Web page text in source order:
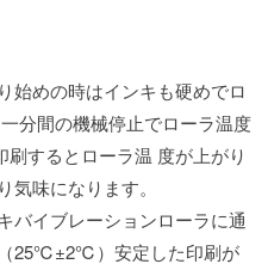
始めの時はインキも硬めでロ
分間の機械停止でローラ温度
するとローラ温 度が上がり
味になります。
バイブレーションローラに通
25℃±2℃）安定した印刷が